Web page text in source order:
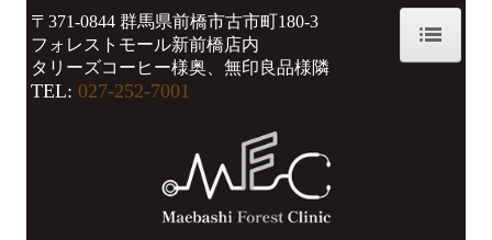
ホーム
〒371-0844群馬県前橋市古市町180-3
フォレストモール新前橋店内
タリーズコーヒー様奥、無印良品様隣
TEL:027-252-7001